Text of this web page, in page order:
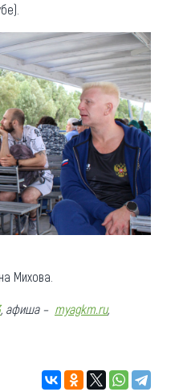
Михова.
, афиша – myagkm.ru,